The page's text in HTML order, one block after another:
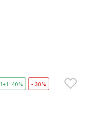
1+1=40% - 30%